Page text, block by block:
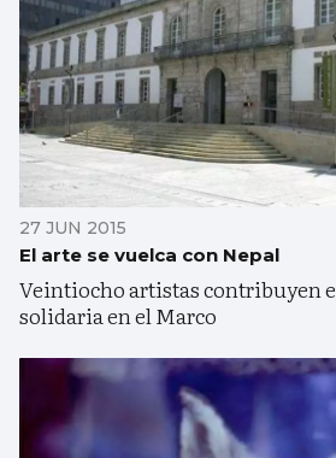
27 JUN 2015
El arte se vuelca con Nepal
Veintiocho artistas contribuyen
solidaria en el Marco